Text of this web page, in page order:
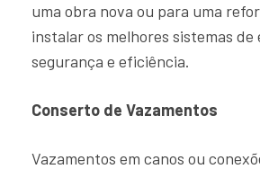
uma obra nova ou para uma
instalar os melhores sistemas
segurança e eficiência.
Conserto de Vazamentos
Vazamentos em canos ou